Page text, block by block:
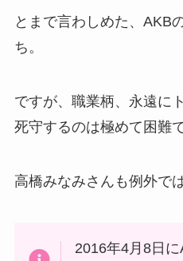
とまで言わしめた、AKB
ち。
ですが、職業柄、永遠に
死守するのは極めて困難で
高橋みなみさんも例外で
2016年4月8日